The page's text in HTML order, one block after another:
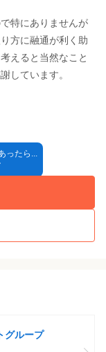
特にありませんが
方に融通が利く助
えると当然なこと
しています。
たら...
グループ